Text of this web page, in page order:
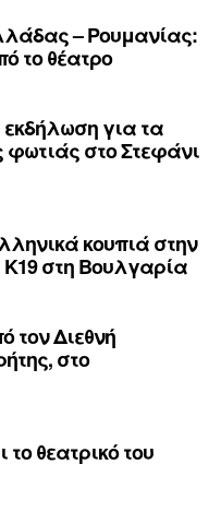
– Ρουμανίας:
το θέατρο
για τα
στο Στεφάνι
κουπιά στην
στη Βουλγαρία
Διεθνή
στο
θεατρικό του